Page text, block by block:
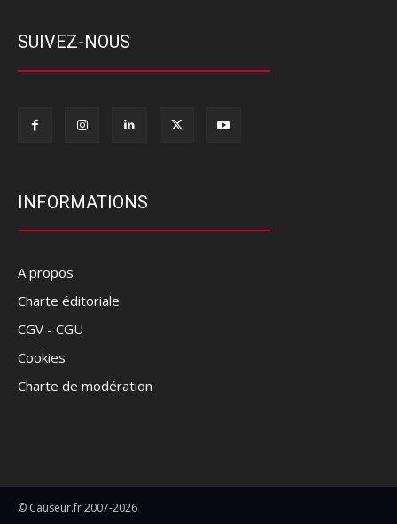
SUIVEZ-NOUS
INFORMATIONS
A propos
Charte éditoriale
CGV - CGU
Cookies
Charte de modération
© Causeur.fr 2007-2026